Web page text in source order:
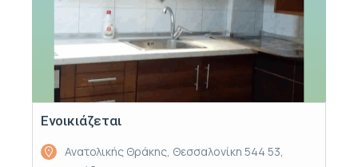
Ενοικιάζεται
Ανατολικής Θράκης, Θεσσαλονίκη 544 53,